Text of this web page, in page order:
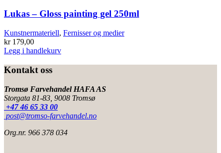
Lukas – Gloss painting gel 250ml
Kunstnermateriell, Fernisser og medier
kr179,00
Legg i handlekurv
Kontakt oss
Tromsø Farvehandel HAFA AS
Storgata 81-83, 9008 Tromsø
+47 46 65 33 00
post@tromso-farvehandel.no
Org.nr. 966 378 034